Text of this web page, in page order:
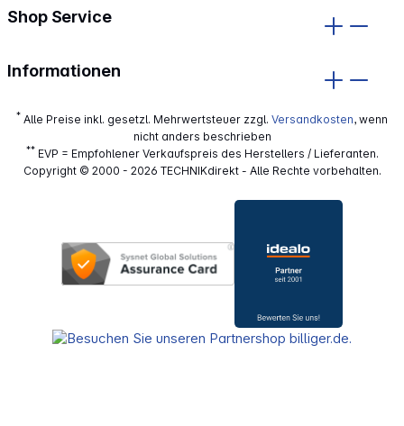
Shop Service
Informationen
* Alle Preise inkl. gesetzl. Mehrwertsteuer zzgl. Versandkosten, wenn
nicht anders beschrieben
**EVP = Empfohlener Verkaufspreis des Herstellers / Lieferanten.
Copyright © 2000 - 2026 TECHNIKdirekt - Alle Rechte vorbehalten.